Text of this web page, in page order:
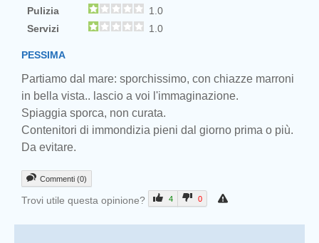
Pulizia
1.0
Servizi
1.0
PESSIMA
Partiamo dal mare: sporchissimo, con chiazze marroni
in bella vista.. lascio a voi l'immaginazione.
Spiaggia sporca, non curata.
Contenitori di immondizia pieni dal giorno prima o più.
Da evitare.
Commenti (0)
Trovi utile questa opinione? 4 0